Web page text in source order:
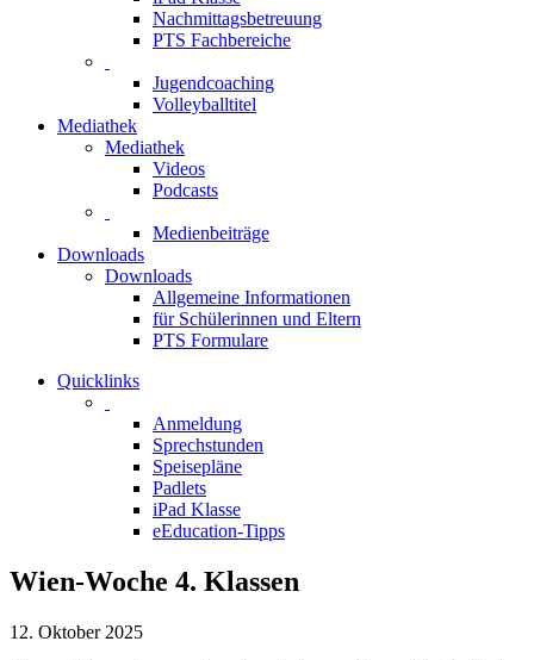
Nachmittagsbetreuung
PTS Fachbereiche
Jugendcoaching
Volleyballtitel
Mediathek
Mediathek
Videos
Podcasts
Medienbeiträge
Downloads
Downloads
Allgemeine Informationen
für Schülerinnen und Eltern
PTS Formulare
Quicklinks
Anmeldung
Sprechstunden
Speisepläne
Padlets
iPad Klasse
eEducation-Tipps
Wien-Woche 4. Klassen
12. Oktober 2025